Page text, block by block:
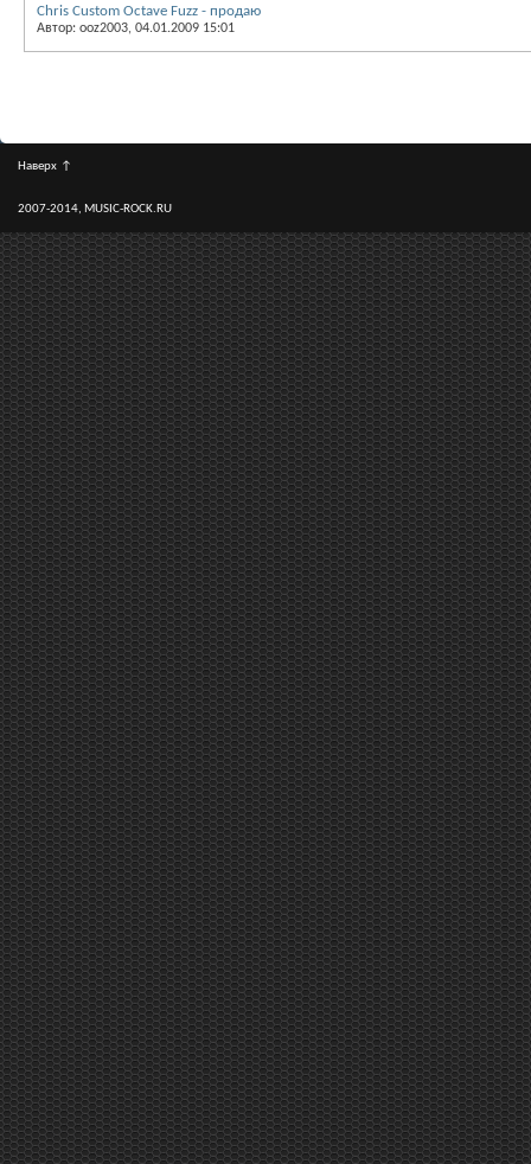
Chris Custom Octave Fuzz - продаю
Автор: ooz2003, 04.01.2009 15:01
Наверх ↑
2007-2014, MUSIC-ROCK.RU